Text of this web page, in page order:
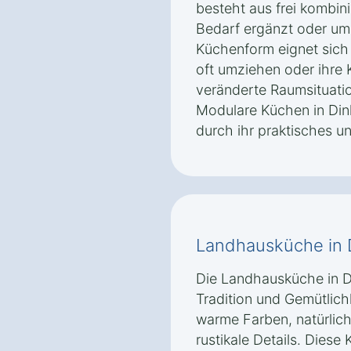
besteht aus frei
Bedarf ergänzt oder
Küchenform eignet
oft umziehen oder ihre
veränderte
Modulare Küchen in
durch ihr praktisches
Landhausküche in
Die Landhausküche in
Tradition und
warme Farben,
rustikale Details. Diese